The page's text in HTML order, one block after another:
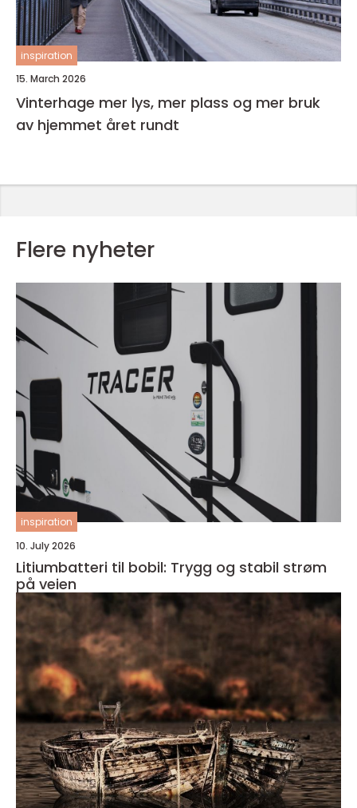
inspiration
15. March 2026
Vinterhage mer lys, mer plass og mer bruk
av hjemmet året rundt
Flere nyheter
inspiration
10. July 2026
Litiumbatteri til bobil: Trygg og stabil strøm
på veien